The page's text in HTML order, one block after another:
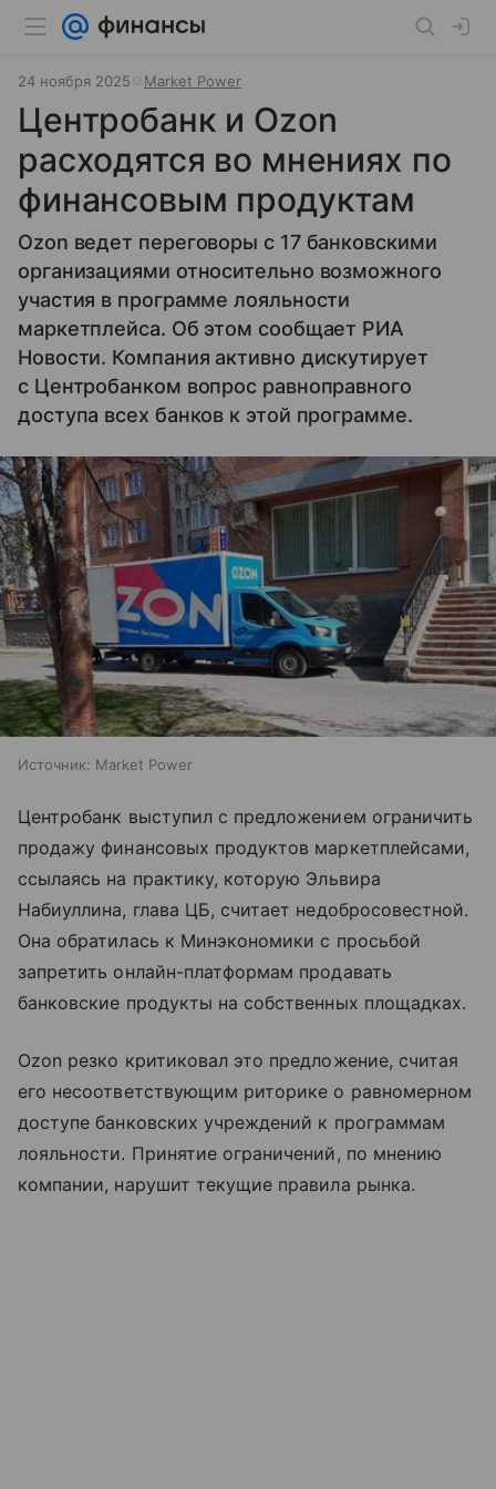
24 ноября 2025 Market Power
Центробанк и Ozon
расходятся во мнениях по
финансовым продуктам
Ozon ведет переговоры с 17 банковскими
организациями относительно возможного
участия в программе лояльности
маркетплейса. Об этом сообщает РИА
Новости. Компания активно дискутирует
с Центробанком вопрос равноправного
доступа всех банков к этой программе.
Источник: Market Power
Центробанк выступил с предложением ограничить
продажу финансовых продуктов маркетплейсами,
ссылаясь на практику, которую Эльвира
Набиуллина, глава ЦБ, считает недобросовестной.
Она обратилась к Минэкономики с просьбой
запретить онлайн-платформам продавать
банковские продукты на собственных площадках.
Ozon резко критиковал это предложение, считая
его несоответствующим риторике о равномерном
доступе банковских учреждений к программам
лояльности. Принятие ограничений, по мнению
компании, нарушит текущие правила рынка.